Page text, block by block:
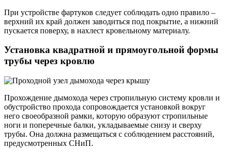
При устройстве фартуков следует соблюдать одно правило –
верхний их край должен заводиться под покрытие, а нижний
пускается поверху, в нахлест кровельному материалу.
Установка квадратной и прямоугольной формы
трубы через кровлю
Прохождение дымохода через стропильную систему кровли и
обустройство прохода сопровождается установкой вокруг
него своеобразной рамки, которую образуют стропильные
ноги и поперечные балки, укладываемые снизу и сверху
трубы. Она должна размещаться с соблюдением расстояний,
предусмотренных СНиП.